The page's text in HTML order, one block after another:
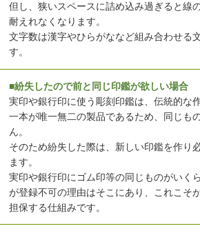
但し、狭いスペースに詰め込み過ぎると線
耐えれなくなります。
文字数は漢字やひらがななど組み合わせる
す。
■紛失したので前と同じ印鑑が欲しい場合
実印や銀行印に使う彫刻印鑑は、伝統的な
一本が唯一無二の製品であるため、同じも
ん。
そのため紛失した際は、新しい印鑑を作り
ます。
実印や銀行印にゴム印等の同じものがいく
が登録不可の理由はそこにあり、これこそ
担保する仕組みです。